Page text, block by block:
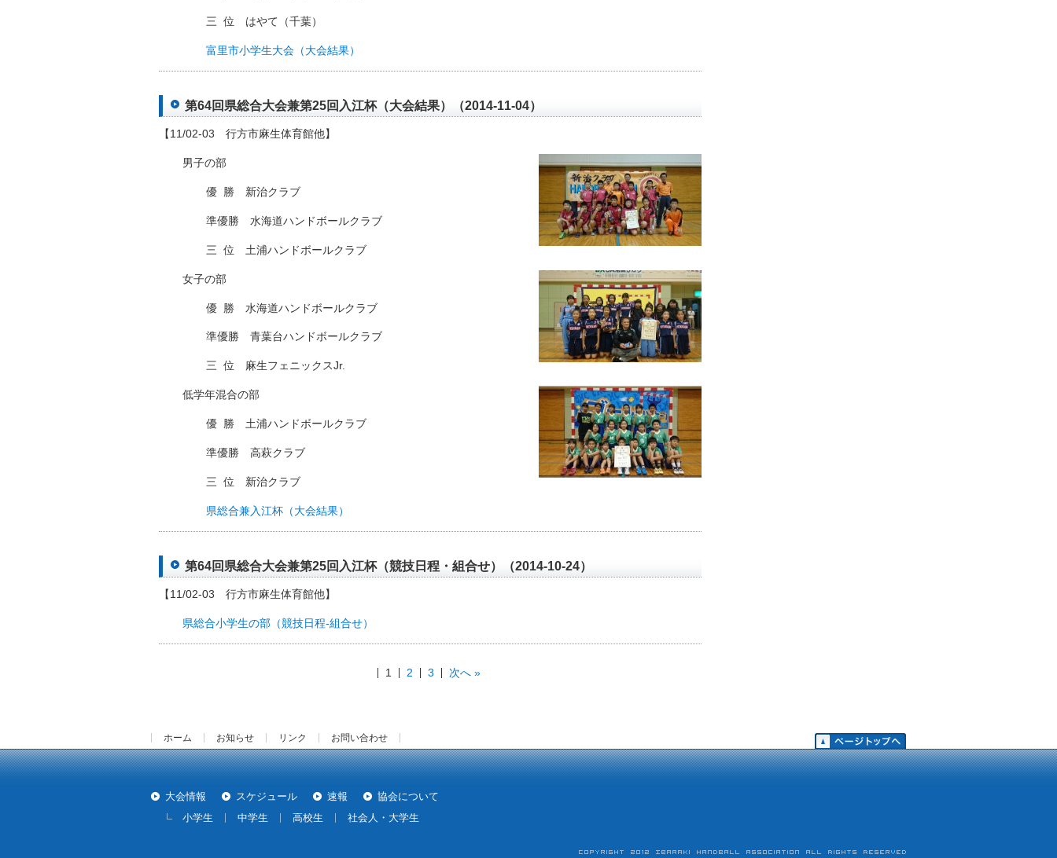
三 位 はやて（千葉）
富里市小学生大会（大会結果）
第64回県総合大会兼第25回入江杯（大会結果）（2014-11-04）
【11/02-03 行方市麻生体育館他】
男子の部
優 勝 新治クラブ
準優勝 水海道ハンドボールクラブ
三 位 土浦ハンドボールクラブ
女子の部
優 勝 水海道ハンドボールクラブ
準優勝 青葉台ハンドボールクラブ
三 位 麻生フェニックスJr.
低学年混合の部
優 勝 土浦ハンドボールクラブ
準優勝 高萩クラブ
三 位 新治クラブ
県総合兼入江杯（大会結果）
第64回県総合大会兼第25回入江杯（競技日程・組合せ）（2014-10-24）
【11/02-03 行方市麻生体育館他】
県総合小学生の部（競技日程-組合せ）
1 2 3 次へ »
ホーム お知らせ リンク お問い合わせ
大会情報 スケジュール 速報
協会について
小学生
中学生 高校生 社会人・大学生